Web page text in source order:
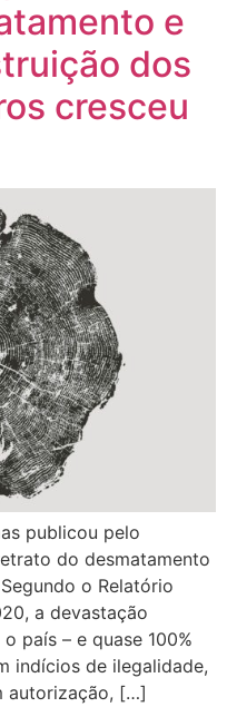
e
dos
cresceu
publicou pelo
do desmatamento
o Relatório
a devastação
país – e quase 100%
indícios de ilegalidade,
autorização, […]